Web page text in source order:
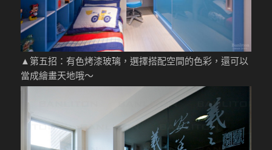
▲第五招：有色烤漆玻璃，選擇搭配空間的色彩，還可以
當成繪畫天地哦～